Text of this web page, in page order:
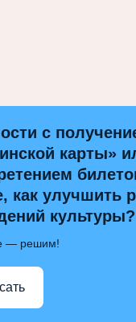
с
карты»
как улучшить
культуры?
— решим!